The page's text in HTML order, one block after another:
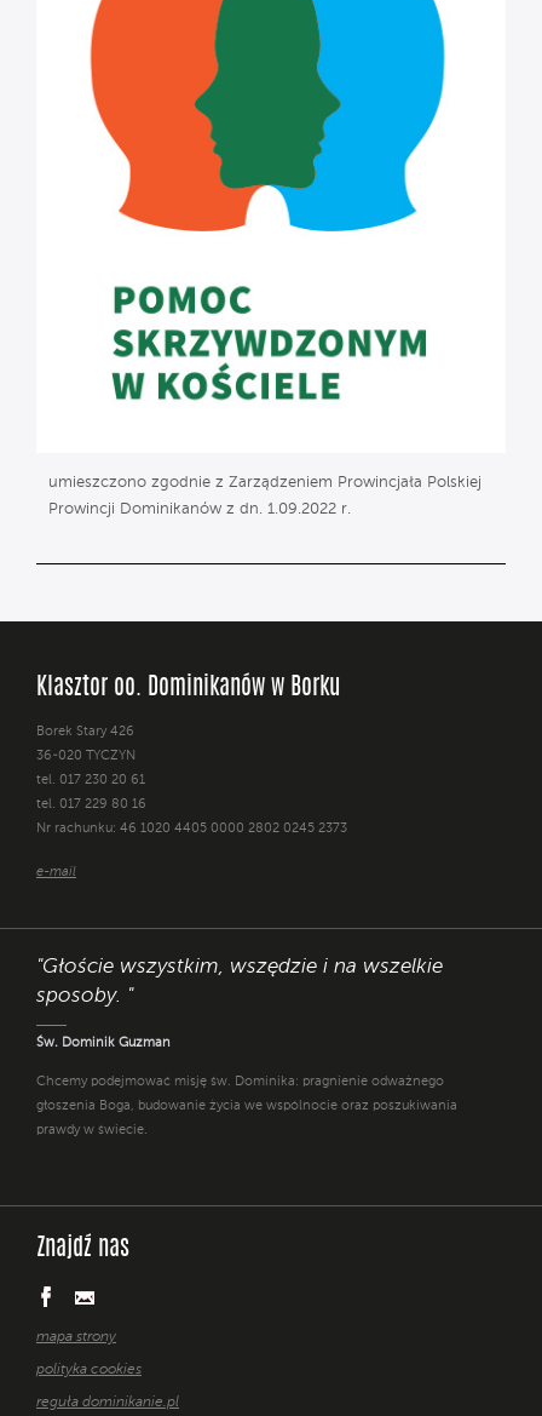
umieszczono zgodnie z Zarządzeniem Prowincjała Polskiej
Prowincji Dominikanów z dn. 1.09.2022 r.
Klasztor oo. Dominikanów w Borku
Borek Stary 426
36-020 TYCZYN
tel. 017 230 20 61
tel. 017 229 80 16
Nr rachunku: 46 1020 4405 0000 2802 0245 2373
e-mail
"Głoście wszystkim, wszędzie i na wszelkie
sposoby. "
Św. Dominik Guzman
Chcemy podejmować misję św. Dominika: pragnienie odważnego
głoszenia Boga, budowanie życia we wspólnocie oraz poszukiwania
prawdy w świecie.
Znajdź nas
mapa strony
polityka cookies
reguła dominikanie.pl